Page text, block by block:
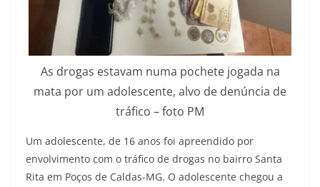
As drogas estavam numa pochete jogada na
mata por um adolescente, alvo de denúncia de
tráfico – foto PM
Um adolescente, de 16 anos foi apreendido por
envolvimento com o tráfico de drogas no bairro Santa
Rita em Poços de Caldas-MG. O adolescente chegou a